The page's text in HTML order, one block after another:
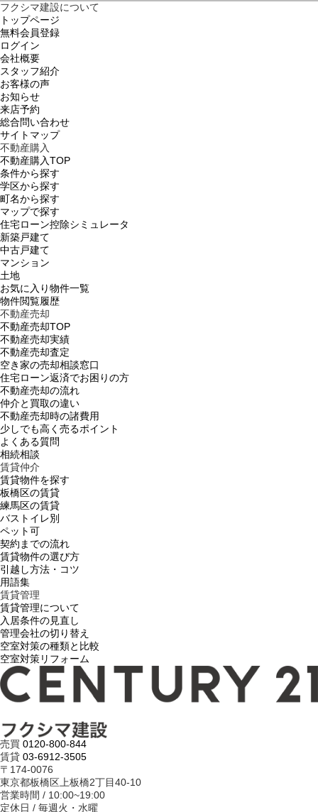
フクシマ建設について
トップページ
無料会員登録
ログイン
会社概要
スタッフ紹介
お客様の声
お知らせ
来店予約
総合問い合わせ
サイトマップ
不動産購入
不動産購入TOP
条件から探す
学区から探す
町名から探す
マップで探す
住宅ローン控除シミュレータ
新築戸建て
中古戸建て
マンション
土地
お気に入り物件一覧
物件閲覧履歴
不動産売却
不動産売却TOP
不動産売却実績
不動産売却査定
空き家の売却相談窓口
住宅ローン返済でお困りの方
不動産売却の流れ
仲介と買取の違い
不動産売却時の諸費用
少しでも高く売るポイント
よくある質問
相続相談
賃貸仲介
賃貸物件を探す
板橋区の賃貸
練馬区の賃貸
バストイレ別
ペット可
契約までの流れ
賃貸物件の選び方
引越し方法・コツ
用語集
賃貸管理
賃貸管理について
入居条件の見直し
管理会社の切り替え
空室対策の種類と比較
空室対策リフォーム
売買 0120-800-844
賃貸 03-6912-3505
〒174-0076
東京都板橋区上板橋2丁目40-10
営業時間 / 10:00~19:00
定休日 / 毎週火・水曜